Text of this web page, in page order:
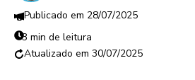
28/07/2025
3 min de leitura
30/07/2025